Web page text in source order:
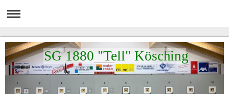
SG 1880 "Tell" Kösching